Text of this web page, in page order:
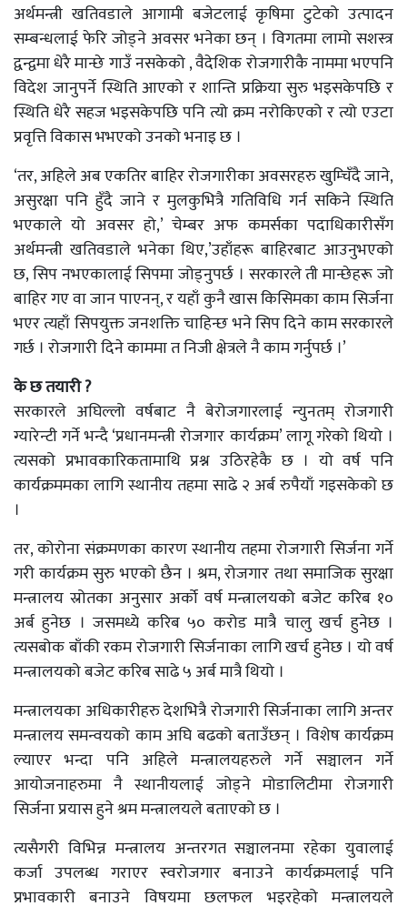
अर्थमन्त्री खतिवडाले आगामी बजेटलाई कृषिमा टुटेको उत्पादन
सम्बन्धलाई फेरि जोड्ने अवसर भनेका छन् । विगतमा लामो सशस्त्र
द्वन्द्वमा धेरै मान्छे गाउँ नसकेको , वैदेशिक रोजगारीकै नाममा भएपनि
विदेश जानुपर्ने स्थिति आएको र शान्ति प्रक्रिया सुरु भइसकेपछि र
स्थिति धेरै सहज भइसकेपछि पनि त्यो क्रम नरोकिएको र त्यो एउटा
प्रवृत्ति विकास भभएको उनको भनाइ छ ।
‘तर, अहिले अब एकतिर बाहिर रोजगारीका अवसरहरु खुम्चिँदै जाने,
असुरक्षा पनि हुँदै जाने र मुलकुभित्रै गतिविधि गर्न सकिने स्थिति
भएकाले यो अवसर हो,’ चेम्बर अफ कमर्सका पदाधिकारीसँग
अर्थमन्त्री खतिवडाले भनेका थिए,’उहाँहरू बाहिरबाट आउनुभएको
छ, सिप नभएकालाई सिपमा जोड्नुपर्छ । सरकारले ती मान्छेहरू जो
बाहिर गए वा जान पाएनन्, र यहाँ कुनै खास किसिमका काम सिर्जना
भएर त्यहाँ सिपयुक्त जनशक्ति चाहिन्छ भने सिप दिने काम सरकारले
गर्छ । रोजगारी दिने काममा त निजी क्षेत्रले नै काम गर्नुपर्छ ।’
के छ तयारी ?
सरकारले अघिल्लो वर्षबाट नै बेरोजगारलाई न्युनतम् रोजगारी
ग्यारेन्टी गर्ने भन्दै ‘प्रधानमन्त्री रोजगार कार्यक्रम’ लागू गरेको थियो ।
त्यसको प्रभावकारिकतामाथि प्रश्न उठिरहेकै छ । यो वर्ष पनि
कार्यक्रममका लागि स्थानीय तहमा साढे २ अर्ब रुपैयाँ गइसकेको छ
।
तर, कोरोना संक्रमणका कारण स्थानीय तहमा रोजगारी सिर्जना गर्ने
गरी कार्यक्रम सुरु भएको छैन । श्रम, रोजगार तथा समाजिक सुरक्षा
मन्त्रालय स्रोतका अनुसार अर्को वर्ष मन्त्रालयको बजेट करिब १०
अर्ब हुनेछ । जसमध्ये करिब ५० करोड मात्रै चालु खर्च हुनेछ ।
त्यसबोक बाँकी रकम रोजगारी सिर्जनाका लागि खर्च हुनेछ । यो वर्ष
मन्त्रालयको बजेट करिब साढे ५ अर्ब मात्रै थियो ।
मन्त्रालयका अधिकारीहरु देशभित्रै रोजगारी सिर्जनाका लागि अन्तर
मन्त्रालय समन्वयको काम अघि बढको बताउँछन् । विशेष कार्यक्रम
ल्याएर भन्दा पनि अहिले मन्त्रालयहरुले गर्ने सञ्चालन गर्ने
आयोजनाहरुमा नै स्थानीयलाई जोड्ने मोडालिटीमा रोजगारी
सिर्जना प्रयास हुने श्रम मन्त्रालयले बताएको छ ।
त्यसैगरी विभिन्न मन्त्रालय अन्तरगत सञ्चालनमा रहेका युवालाई
कर्जा उपलब्ध गराएर स्वरोजगार बनाउने कार्यक्रमलाई पनि
प्रभावकारी बनाउने विषयमा छलफल भइरहेको मन्त्रालयले